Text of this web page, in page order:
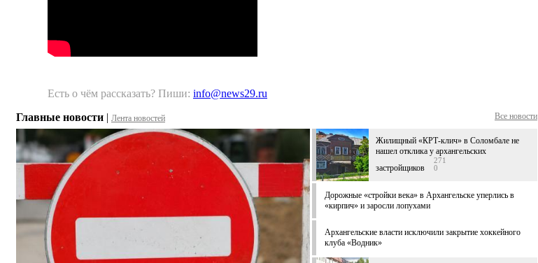
Есть о чём рассказать? Пиши: info@news29.ru
Главные новости | Лента новостей Все новости
Жилищный «КРТ-клич» в Соломбале не
нашел отклика у архангельских
застройщиков
271
0
Дорожные «стройки века» в Архангельске уперлись в
«кирпич» и заросли лопухами
Архангельские власти исключили закрытие хоккейного
клуба «Водник»